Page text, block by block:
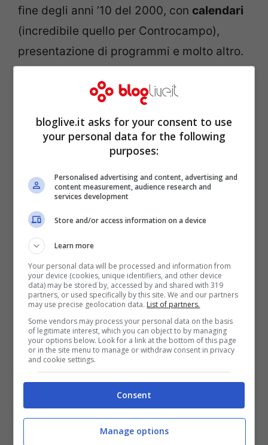
fine degli anni ’10 del 2000, con calendari
(incredibile quello per Controcampo),
presentazione di programmi e molto altro.
Ospite fissa alSaturday Night Live Italia,
donna ha continuato nel mondo dello
spettacolo con la partecipazione aCiao
Darwin, Chiambretti Night
per la Stephens, che guarda il passato con
gioia e con un pizzico di sana nostalgia.
bloglive.it asks for your consent to use
your personal data for the following
purposes:
Personalised advertising and content, advertising and
content measurement, audience research and
services development
Store and/or access information on a device
Learn more
Your personal data will be processed and information from
your device (cookies, unique identifiers, and other device
data) may be stored by, accessed by and shared with 319
partners, or used specifically by this site. We and our partners
may use precise geolocation data. List of partners.
Some vendors may process your personal data on the basis
of legitimate interest, which you can object to by managing
your options below. Look for a link at the bottom of this page
or in the site menu to manage or withdraw consent in privacy
and cookie settings.
Consent
Manage options